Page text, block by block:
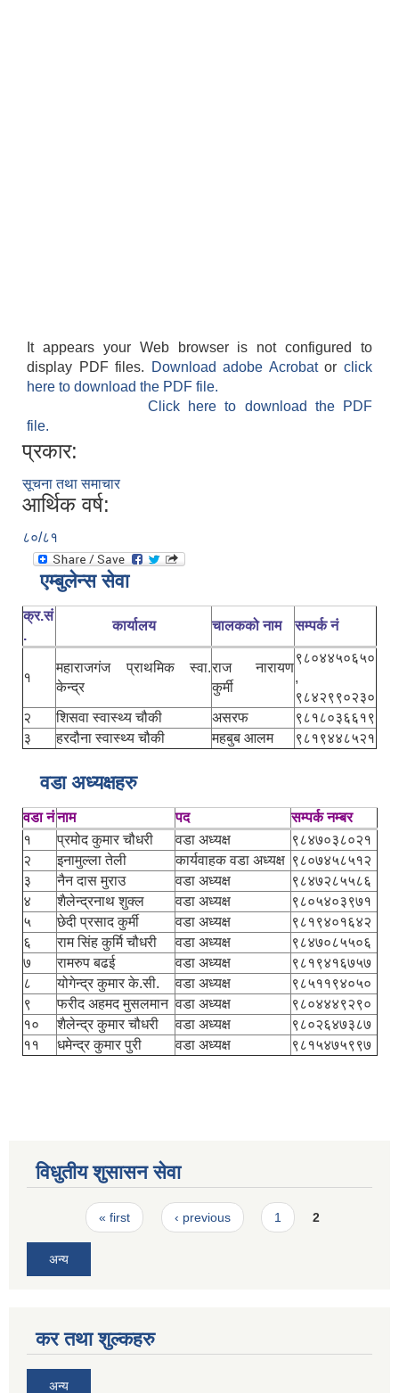
It appears your Web browser is not configured to
display PDF files.
Download adobe Acrobatorclick
here to download the PDF file.
Click here to download the PDF
file.
प्रकार:
सूचना तथा समाचार
आर्थिक वर्ष:
८०/८१
एम्बुलेन्स सेवा
क्र.सं
.
कार्यालय चालकको नाम सम्पर्क नं
१
महाराजगंज प्राथमिक स्वा.
केन्द्र
राज नारायण
कुर्मी
९८०४४५०६५०
,
९८४२९९०२३०
२
शिसवा स्वास्थ्य चौकी असरफ
९८१८०३६६१९
३
हरदौना स्वास्थ्य चौकी महबुब आलम ९८१९४४८५२१
वडा अध्यक्षहरु
वडा नंनाम पद
सम्पर्क नम्बर
१
प्रमोद कुमार चौधरी वडा अध्यक्ष
९८४७०३८०२१
२
इनामुल्ला तेली कार्यवाहक वडा अध्यक्ष ९८०७४५८५१२
३
नैन दास मुराउ वडा अध्यक्ष
९८४७२८५५८६
४
शैलेन्द्रनाथ शुक्ल वडा अध्यक्ष
९८०५४०३९७१
५
छेदी प्रसाद कुर्मी वडा अध्यक्ष
९८१९४०१६४२
६
राम सिंह कुर्मि चौधरी वडा अध्यक्ष
९८४७०८५५०६
७
रामरुप बढई वडा अध्यक्ष
९८१९४१६७५७
८
योगेन्द्र कुमार के.सी. वडा अध्यक्ष
९८५११९४०५०
९
फरीद अहमद मुसलमान वडा अध्यक्ष
९८०४४४९२९०
१०
शैलेन्द्र कुमार चौधरी वडा अध्यक्ष
९८०२६४७३८७
११
धमेन्द्र कुमार पुरी वडा अध्यक्ष ९८१५४७५९९७
विधुतीय शुसासन सेवा
Pages« first ‹ previous 1 2
अन्य
कर तथा शुल्कहरु
अन्य